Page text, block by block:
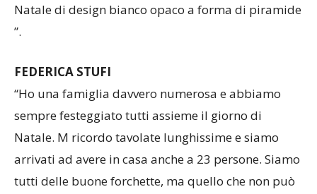
Natale di design bianco opaco a forma di piramide
”.
FEDERICA STUFI
“Ho una famiglia davvero numerosa e abbiamo
sempre festeggiato tutti assieme il giorno di
Natale. M ricordo tavolate lunghissime e siamo
arrivati ad avere in casa anche a 23 persone. Siamo
tutti delle buone forchette, ma quello che non può